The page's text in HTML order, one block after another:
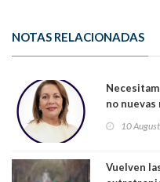
NOTAS RELACIONADAS
no
10
Vuelven